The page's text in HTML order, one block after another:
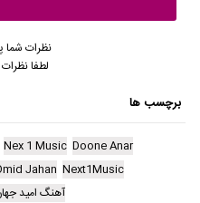
نظرات شما
لطفا
برچسب ها
Doone Anar
Nex 1 Music
Next1Music
Jahan
آهنگ امید